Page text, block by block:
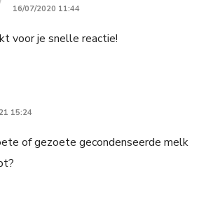
16/07/2020 11:44
voor je snelle reactie!
15:24
of gezoete gecondenseerde melk